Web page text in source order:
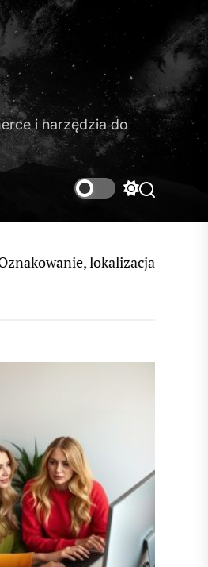
i narzędzia do
SwitchSearch
i zabezpieczenie